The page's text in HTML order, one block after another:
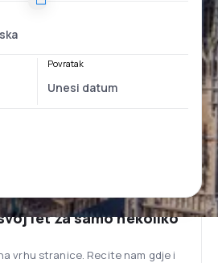
Povratak
let za samo nekoliko
vrhu stranice. Recite nam gdje i